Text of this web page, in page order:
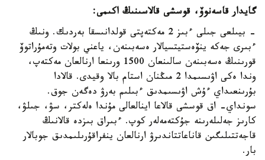
گايدار قاسەنوۆ، قوسشى قالاسىنىڭ اكىمى:
- بيىلعى جىلى ءبىز 2 مەكتەپتى قولدانىسقا بەردىك. ونىڭ
ءبىرى جەكە ينۆەستيتسيالار ەسەبىنەن، ياعني بولات وتەمۇراتوۆ
قورىنىڭ ەسەبىنەن سالىنعان 1500 ورىنعا ارنالعان مەكتەپ،
وندا ەكى اۋىسىمدا 2 مىڭنان استام بالا وقيدى. قالادا
بۇرىنعىداي ءۇش اۋىسىمدىق ءبىلىم بەرۋ دەگەن جوق.
سونداي- اق قوسشى قالاعا اينالعالى مۇندا ەلەكتر، سۋ، جىلۋ،
كارىز جەلىلەرىنە جۇكتەمەلەر كوپ. ءبىراق بىزدە قالانىڭ
قاجەتتىلىگىن قاناعاتتاندىرۋ ارنالعان ينفراقۇرىلىمدىق جوبالار
بار.